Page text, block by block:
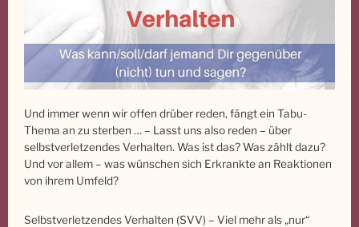
Und immer wenn wir offen drüber reden, fängt ein Tabu-
Thema an zu sterben … – Lasst uns also reden – über
selbstverletzendes Verhalten. Was ist das? Was zählt dazu?
Und vor allem – was wünschen sich Erkrankte an Reaktionen
von ihrem Umfeld?
Selbstverletzendes Verhalten (SVV) – Viel mehr als „nur“